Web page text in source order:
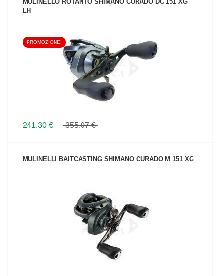
MULINELLO ROTANTO SHIMANO CURADO DC 151 XG
LH
VEDI IL PRODOTTO
PROMOZIONE!
241.30 € 355.07 €
MULINELLI BAITCASTING SHIMANO CURADO M 151 XG
VEDI IL PRODOTTO